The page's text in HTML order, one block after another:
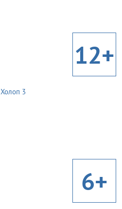
12+
Холоп 3
6+